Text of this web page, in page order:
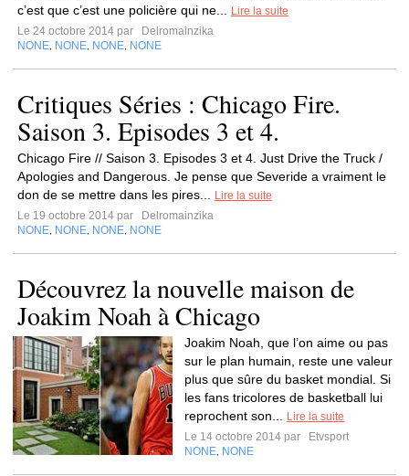
c’est que c’est une policière qui ne...
Lire la suite
Le 24 octobre 2014 par
Delromainzika
NONE NONE NONE NONE
Critiques Séries : Chicago Fire.
Saison 3. Episodes 3 et 4.
Chicago Fire // Saison 3. Episodes 3 et 4. Just Drive the Truck /
Apologies and Dangerous. Je pense que Severide a vraiment le
don de se mettre dans les pires...
Lire la suite
Le 19 octobre 2014 par
Delromainzika
NONE NONE NONE NONE
Découvrez la nouvelle maison de
Joakim Noah à Chicago
Joakim Noah, que l’on aime ou pas
sur le plan humain, reste une valeur
plus que sûre du basket mondial. Si
les fans tricolores de basketball lui
reprochent son...
Lire la suite
Le 14 octobre 2014 par
Etvsport
NONE NONE